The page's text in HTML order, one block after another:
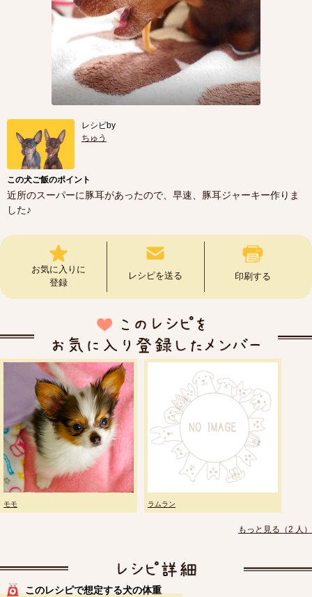
レシピby
ちゅう
この犬ご飯のポイント
近所のスーパーに豚耳があったので、早速、豚耳ジャーキー作りま
した♪
お気に入りに
登録
レシピを送る 印刷する
モモ ラムラン
もっと見る（2 人）
このレシピで想定する犬の体重